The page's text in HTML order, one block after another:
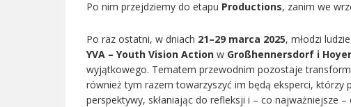
Po nim przejdziemy do etapu Productions, zanim we
Po raz ostatni, w dniach 21–29 marca 2025, młodzi
YVA – Youth Vision Action w Großhennersdorf i
wyjątkowego. Tematem przewodnim pozostaje
również tym razem towarzyszyć im będą eksperci,
perspektywy, skłaniając do refleksji i – co najważniejsze